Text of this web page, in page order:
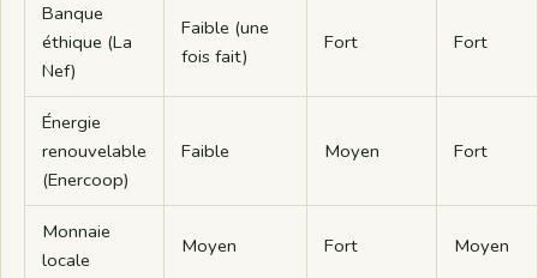
Banque
éthique (La
Nef)
Faible (une
fois fait)
Fort Fort
Énergie
renouvelable
(Enercoop)
Faible Moyen Fort
Monnaie
locale
Moyen Fort Moyen